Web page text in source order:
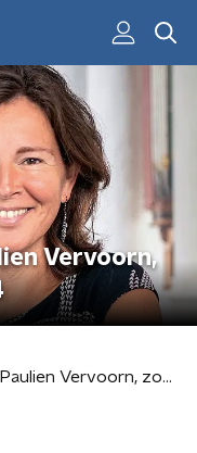
Vervoorn,
Overdenking van Paulien Vervoorn, zondag 3 maart 2024